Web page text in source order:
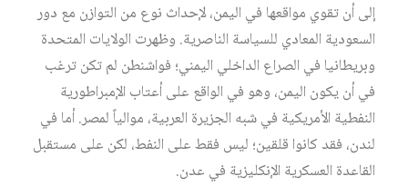
إلى أن تقوي مواقعها في اليمن، لإحداث نوع من التوازن مع دور
السعودية المعادي للسياسة الناصرية. وظهرت الولايات المتحدة
وبريطانيا في الصراع الداخلي اليمني؛ فواشنطن لم تكن ترغب
في أن يكون اليمن، وهو في الواقع على أعتاب الإمبراطورية
النفطية الأمريكية في شبه الجزيرة العربية، موالياً لمصر. أما في
لندن، فقد كانوا قلقين؛ ليس فقط على النفط، لكن على مستقبل
القاعدة العسكرية الإنكليزية في عدن.